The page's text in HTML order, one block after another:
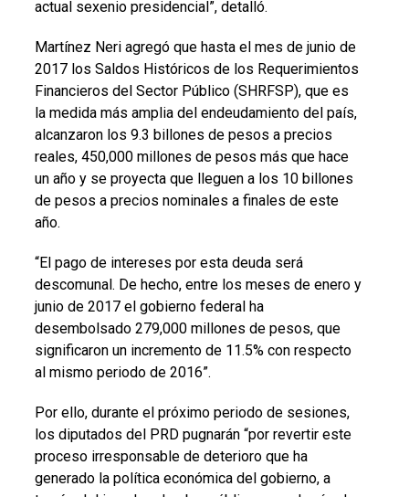
actual sexenio presidencial”, detalló.
Martínez Neri agregó que hasta el mes de junio de
2017 los Saldos Históricos de los Requerimientos
Financieros del Sector Público (SHRFSP), que es
la medida más amplia del endeudamiento del país,
alcanzaron los 9.3 billones de pesos a precios
reales, 450,000 millones de pesos más que hace
un año y se proyecta que lleguen a los 10 billones
de pesos a precios nominales a finales de este
año.
“El pago de intereses por esta deuda será
descomunal. De hecho, entre los meses de enero y
junio de 2017 el gobierno federal ha
desembolsado 279,000 millones de pesos, que
significaron un incremento de 11.5% con respecto
al mismo periodo de 2016”.
Por ello, durante el próximo periodo de sesiones,
los diputados del PRD pugnarán “por revertir este
proceso irresponsable de deterioro que ha
generado la política económica del gobierno, a